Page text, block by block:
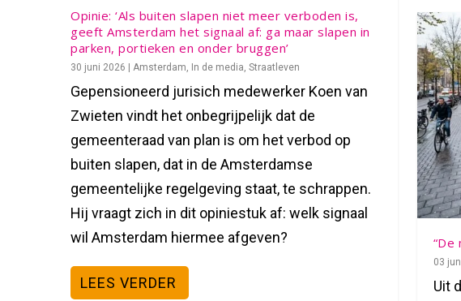
Opinie: ‘Als buiten slapen niet meer verboden is,
geeft Amsterdam het signaal af: ga maar slapen in
parken, portieken en onder bruggen’
30 juni 2026 | Amsterdam In de media ,Straatleven
Gepensioneerd jurisich medewerker Koen van
Zwieten vindt het onbegrijpelijk dat de
gemeenteraad van plan is om het verbod op
buiten slapen, dat in de Amsterdamse
gemeentelijke regelgeving staat, te schrappen.
Hij vraagt zich in dit opiniestuk af: welk signaal
wil Amsterdam hiermee afgeven?
LEES VERDER
“De
03
Uit